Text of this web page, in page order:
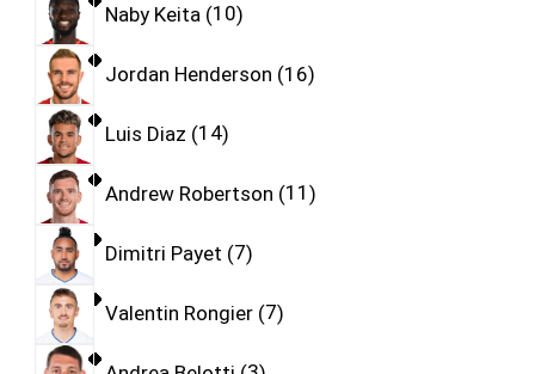
Naby Keita 10
Jordan Henderson 16
Luis Diaz 14
Andrew Robertson 11
Dimitri Payet 7
Valentin Rongier 7